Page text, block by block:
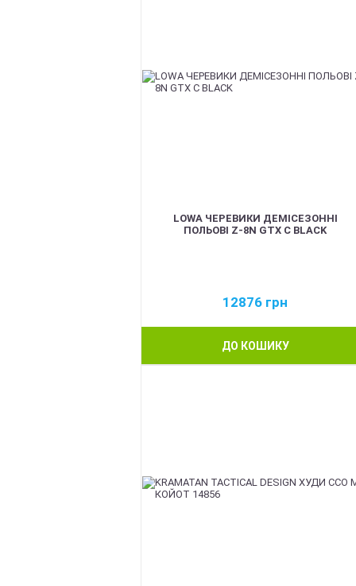
LOWA ЧЕРЕВИКИ ДЕМІСЕЗОННІ
ПОЛЬОВІ Z-8N GTX C BLACK
12876 грн
ДО КОШИКУ